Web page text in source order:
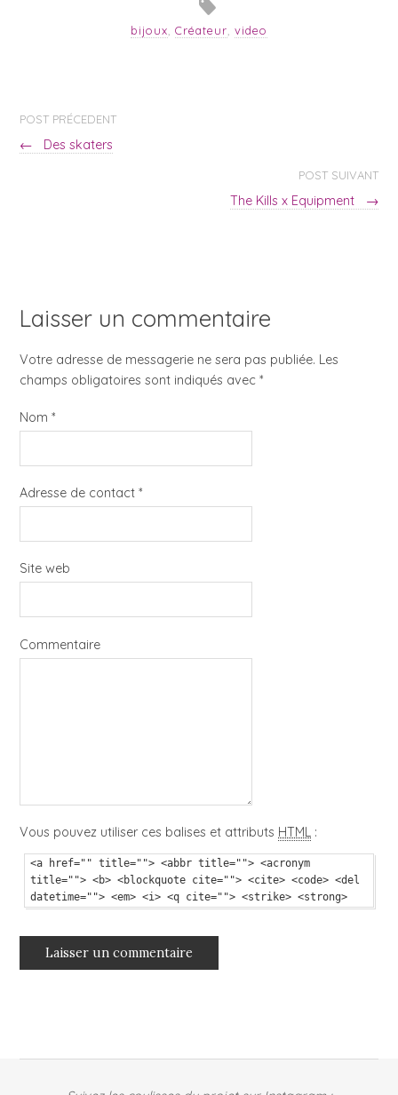
bijoux Créateur video
POST PRÉCEDENT
← Des skaters
POST SUIVANT
The Kills x Equipment →
Laisser un commentaire
Votre adresse de messagerie ne sera pas publiée. Les
champs obligatoires sont indiqués avec*
Nom*
Adresse de contact*
Site web
Commentaire
Vous pouvez utiliser ces balises et attributs HTML :
<a href="" title=""> <abbr title=""> <acronym
title=""> <b> <blockquote cite=""> <cite> <code> <del
datetime=""> <em> <i> <q cite=""> <strike> <strong>